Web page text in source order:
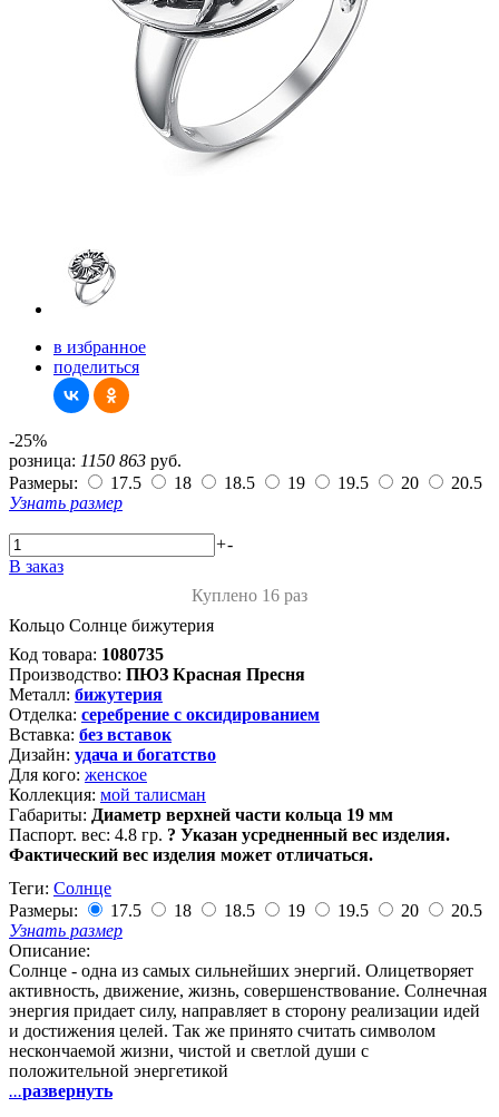
в избранное
поделиться
-25%
розница: 1150 863 руб.
Размеры:
17.5 18 18.5 19 19.5 20
20.5
Узнать размер
+-
В заказ
Куплено 16 раз
Кольцо Солнце бижутерия
Код товара: 1080735
Производство: ПЮЗ Красная Пресня
Металл: бижутерия
Отделка: серебрение с оксидированием
Вставка: без вставок
Дизайн: удача и богатство
Для кого: женское
Коллекция: мой талисман
Габариты: Диаметр верхней части кольца 19 мм
Паспорт. вес: 4.8 гр. ? Указан усредненный вес изделия.
Фактический вес изделия может отличаться.
Теги: Солнце
Размеры:
17.5 18 18.5 19 19.5 20
20.5
Узнать размер
Описание:
Солнце - одна из самых сильнейших энергий. Олицетворяет
активность, движение, жизнь, совершенствование. Солнечная
энергия придает силу, направляет в сторону реализации идей
и достижения целей. Так же принято считать символом
нескончаемой жизни, чистой и светлой души с
положительной энергетикой
...развернуть